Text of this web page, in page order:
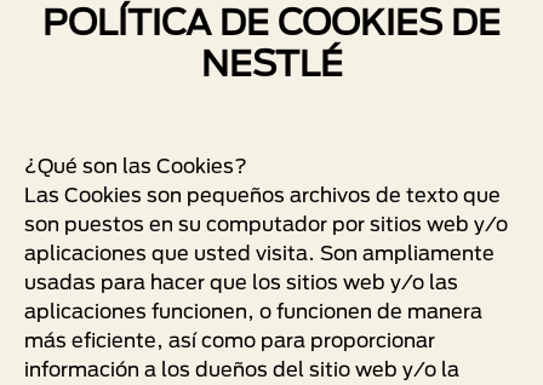
POLÍTICA DE COOKIES DE
NESTLÉ
¿Qué son las Cookies?
Las Cookies son pequeños archivos de texto que
son puestos en su computador por sitios web y/o
aplicaciones que usted visita. Son ampliamente
usadas para hacer que los sitios web y/o las
aplicaciones funcionen, o funcionen de manera
más eficiente, así como para proporcionar
información a los dueños del sitio web y/o la